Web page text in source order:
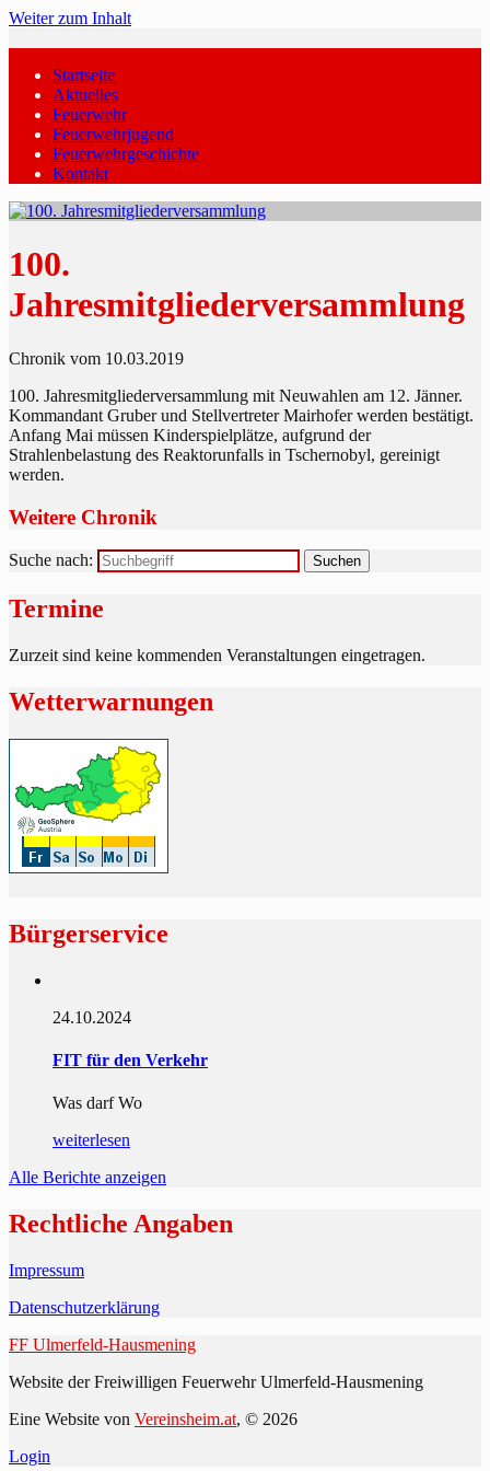
Weiter zum Inhalt
Startseite
Aktuelles
Feuerwehr
Feuerwehrjugend
Feuerwehrgeschichte
Kontakt
100.
Jahresmitgliederversammlung
Chronik vom 10.03.2019
100. Jahresmitgliederversammlung mit Neuwahlen am 12. Jänner.
Kommandant Gruber und Stellvertreter Mairhofer werden bestätigt.
Anfang Mai müssen Kinderspielplätze, aufgrund der
Strahlenbelastung des Reaktorunfalls in Tschernobyl, gereinigt
werden.
Weitere Chronik
Suche nach:
Termine
Zurzeit sind keine kommenden Veranstaltungen eingetragen.
Wetterwarnungen
Bürgerservice
24.10.2024
FIT für den Verkehr
Was darf Wo
weiterlesen
Alle Berichte anzeigen
Rechtliche Angaben
Impressum
Datenschutzerklärung
FF Ulmerfeld-Hausmening
Website der Freiwilligen Feuerwehr Ulmerfeld-Hausmening
Eine Website von Vereinsheim.at, © 2026
Login